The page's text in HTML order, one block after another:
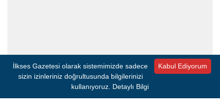
Kabul Ediyorum
İlkses Gazetesi olarak sistemimizde sadece
sizin izinleriniz doğrultusunda bilgilerinizi
kullanıyoruz. Detaylı Bilgi